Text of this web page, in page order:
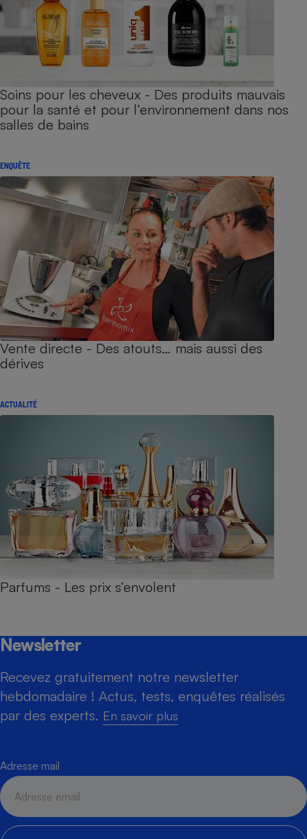
Soins pour les cheveux - Des produits mauvais
pour la santé et pour l’environnement dans nos
salles de bains
ENQUÊTE
Vente directe - Des atouts… mais aussi des
dérives
ACTUALITÉ
Parfums - Les prix s’envolent
Newsletter
Recevez gratuitement notre newsletter
hebdomadaire ! Actus, tests, enquêtes réalisés
par des experts. En savoir plus
Adresse mail